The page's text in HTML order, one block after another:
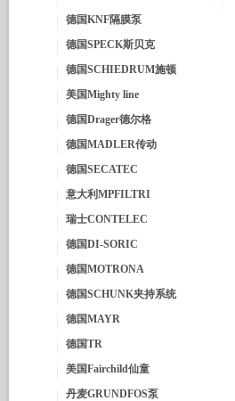
德国KNF隔膜泵
德国SPECK斯贝克
德国SCHIEDRUM施顿
美国Mighty line
德国Drager德尔格
德国MADLER传动
德国SECATEC
意大利MPFILTRI
瑞士CONTELEC
德国DI-SORIC
德国MOTRONA
德国SCHUNK夹持系统
德国MAYR
德国TR
美国Fairchild仙童
丹麦GRUNDFOS泵